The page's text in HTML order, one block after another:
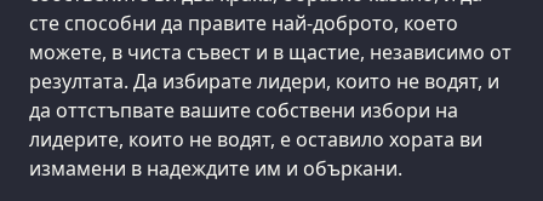
сте способни да правите най-доброто, което
можете, в чиста съвест и в щастие, независимо от
резултата. Да избирате лидери, които не водят, и
да оттстъпвате вашите собствени избори на
лидерите, които не водят, е оставило хората ви
измамени в надеждите им и объркани.